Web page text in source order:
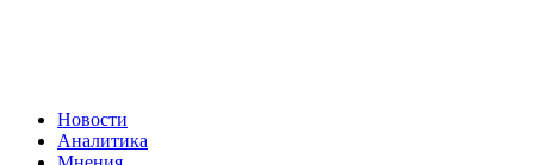
Новости
Аналитика